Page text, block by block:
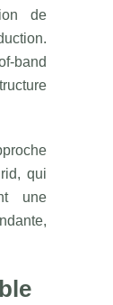
de
band
qui
une